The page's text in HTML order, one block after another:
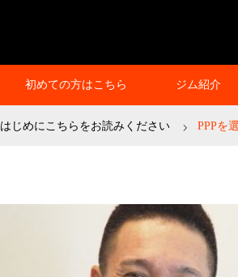
初めての方はこちら ジム紹介
はじめにこちらをお読みください PPPを